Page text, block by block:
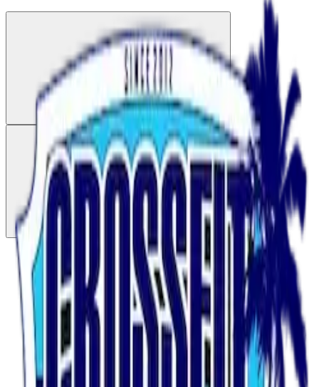
Quienes somos
iniciacion
clases
CrossFit
Weightlifting
CROSSFIT KIDS
Iniciacion al crossfit
Gymnastics
STRONGWOD
Movilidad